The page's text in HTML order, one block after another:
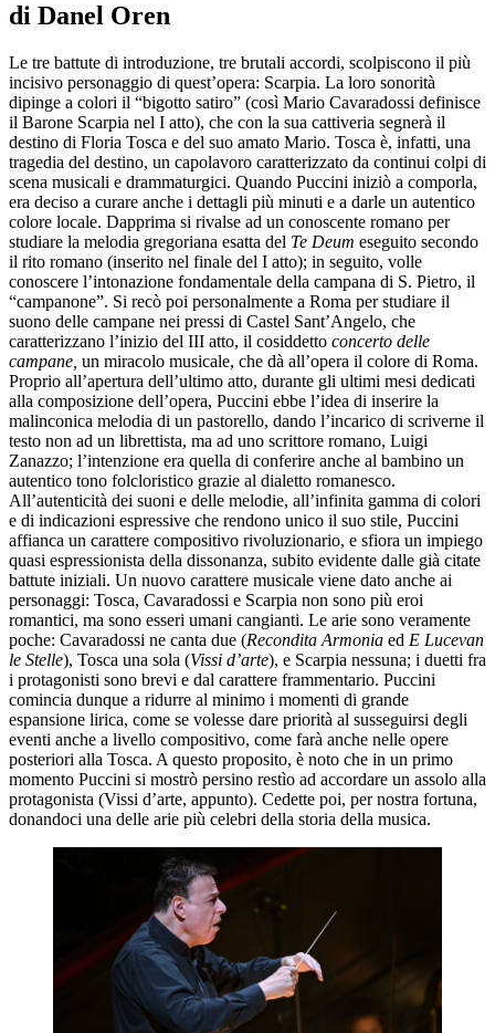
di Danel Oren
Le tre battute di introduzione, tre brutali accordi, scolpiscono il più
incisivo personaggio di quest’opera: Scarpia. La loro sonorità
dipinge a colori il “bigotto satiro” (così Mario Cavaradossi definisce
il Barone Scarpia nel I atto), che con la sua cattiveria segnerà il
destino di Floria Tosca e del suo amato Mario. Tosca è, infatti, una
tragedia del destino, un capolavoro caratterizzato da continui colpi di
scena musicali e drammaturgici. Quando Puccini iniziò a comporla,
era deciso a curare anche i dettagli più minuti e a darle un autentico
colore locale. Dapprima si rivalse ad un conoscente romano per
studiare la melodia gregoriana esatta del Te Deum eseguito secondo
il rito romano (inserito nel finale del I atto); in seguito, volle
conoscere l’intonazione fondamentale della campana di S. Pietro, il
“campanone”. Si recò poi personalmente a Roma per studiare il
suono delle campane nei pressi di Castel Sant’Angelo, che
caratterizzano l’inizio del III atto, il cosiddetto concerto delle
campane, un miracolo musicale, che dà all’opera il colore di Roma.
Proprio all’apertura dell’ultimo atto, durante gli ultimi mesi dedicati
alla composizione dell’opera, Puccini ebbe l’idea di inserire la
malinconica melodia di un pastorello, dando l’incarico di scriverne il
testo non ad un librettista, ma ad uno scrittore romano, Luigi
Zanazzo; l’intenzione era quella di conferire anche al bambino un
autentico tono folcloristico grazie al dialetto romanesco.
All’autenticità dei suoni e delle melodie, all’infinita gamma di colori
e di indicazioni espressive che rendono unico il suo stile, Puccini
affianca un carattere compositivo rivoluzionario, e sfiora un impiego
quasi espressionista della dissonanza, subito evidente dalle già citate
battute iniziali. Un nuovo carattere musicale viene dato anche ai
personaggi: Tosca, Cavaradossi e Scarpia non sono più eroi
romantici, ma sono esseri umani cangianti. Le arie sono veramente
poche: Cavaradossi ne canta due (Recondita Armonia ed E Lucevan
le Stelle), Tosca una sola (Vissi d’arte), e Scarpia nessuna; i duetti fra
i protagonisti sono brevi e dal carattere frammentario. Puccini
comincia dunque a ridurre al minimo i momenti di grande
espansione lirica, come se volesse dare priorità al susseguirsi degli
eventi anche a livello compositivo, come farà anche nelle opere
posteriori alla Tosca. A questo proposito, è noto che in un primo
momento Puccini si mostrò persino restìo ad accordare un assolo alla
protagonista (Vissi d’arte, appunto). Cedette poi, per nostra fortuna,
donandoci una delle arie più celebri della storia della musica.